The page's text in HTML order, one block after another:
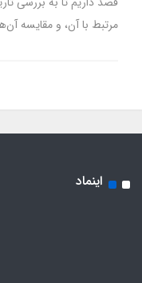
مرتبط با آن، و مقایسه آن‌ها
اینماد